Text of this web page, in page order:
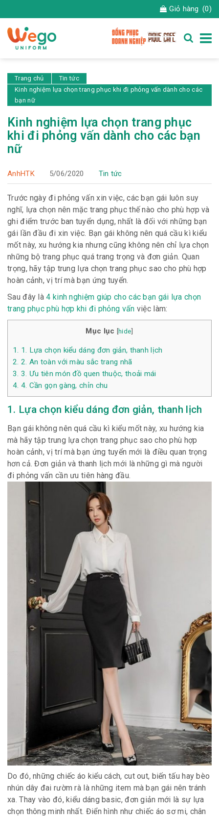
Giỏ hàng (0)
Trang chủ
Tin tức
Kinh nghiệm lựa chọn trang phục khi đi phỏng vấn dành cho các
bạn nữ
Kinh nghiệm lựa chọn trang phục
khi đi phỏng vấn dành cho các bạn
nữ
AnhHTK 5/06/2020 Tin tức
Trước ngày đi phỏng vấn xin việc, các bạn gái luôn suy
nghĩ, lựa chọn nên mặc trang phục thế nào cho phù hợp và
ghi điểm trước ban tuyển dụng, nhất là đối với những bạn
gái lần đầu đi xin việc. Bạn gái không nên quá cầu kì kiểu
mốt này, xu hướng kia nhưng cũng không nên chỉ lựa chọn
những bộ trang phục quá trang trọng và đơn giản. Quan
trọng, hãy tập trung lựa chọn trang phục sao cho phù hợp
hoàn cảnh, vị trí mà bạn ứng tuyển.
Sau đây là4 kinh nghiệm giúp cho các bạn gái lựa chọn
trang phục phù hợp khi đi phỏng vấn việc làm:
Mục lục [hide]
1. 1. Lựa chọn kiểu dáng đơn giản, thanh lịch
2. 2. An toàn với màu sắc trang nhã
3. 3. Ưu tiên món đồ quen thuộc, thoải mái
4. 4. Cần gọn gàng, chỉn chu
1. Lựa chọn kiểu dáng đơn giản, thanh lịch
Bạn gái không nên quá cầu kì kiểu mốt này, xu hướng kia
mà hãy tập trung lựa chọn trang phục sao cho phù hợp
hoàn cảnh, vị trí mà bạn ứng tuyển mới là điều quan trọng
hơn cả. Đơn giản và thanh lịch mới là những gì mà người
đi phỏng vấn cần ưu tiên hàng đầu.
Do đó, những chiếc áo kiểu cách, cut out, biến tấu hay bèo
nhún dây đai rườm rà là những item mà bạn gái nên tránh
xa. Thay vào đó, kiểu dáng basic, đơn giản mới là sự lựa
chọn thông minh nhất. Điển hình như chiếc áo sơ mi, chân